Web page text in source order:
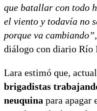
que batallar con todo
el viento y todavía no
porque va cambiando”,
diálogo con diario Río
Lara estimó que,
brigadistas
neuquina para apagar